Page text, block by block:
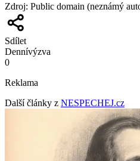
Zdroj: Public domain (neznámý
Sdílet
Dennívýzva
0
Reklama
Další články z NESPECHEJ.cz